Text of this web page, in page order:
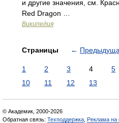
и другие значения, см.
Red Dragon …
Википедия
Страницы ←
1 2 3 4 5
10
11 12 13
© Академик, 2000-2026
Обратная связь: Техподдержка Реклама на